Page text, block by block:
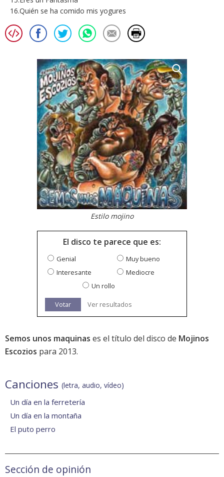
16.Quién se ha comido mis yogures
Estilo mojino
El disco te parece que es:
Genial
Muy bueno
Interesante
Mediocre
Un rollo
Votar Ver resultados
Semos unos maquinas es el título del disco de Mojinos
Escozios para 2013.
Canciones (letra, audio, vídeo)
Un día en la ferretería
Un día en la montaña
El puto perro
Sección de opinión